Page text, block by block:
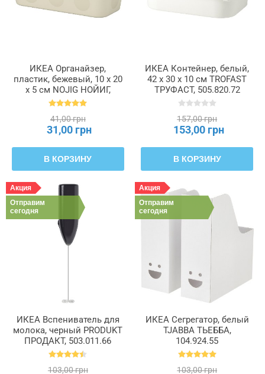
ИКЕА Органайзер,
пластик, бежевый, 10 x 20
x 5 см NOJIG НОЙИГ,
704.574.87
41,00 грн
31,00 грн
В КОРЗИНУ
ИКЕА Контейнер, белый,
42 x 30 x 10 см TROFAST
ТРУФАСТ, 505.820.72
157,00 грн
153,00 грн
В КОРЗИНУ
Акция
Отправим
сегодня
ИКЕА Вспениватель для
молока, черный PRODUKT
ПРОДАКТ, 503.011.66
103,00 грн
Акция
Отправим
сегодня
ИКЕА Сегрегатор, белый
TJABBA ТЬЕББА,
104.924.55
103,00 грн